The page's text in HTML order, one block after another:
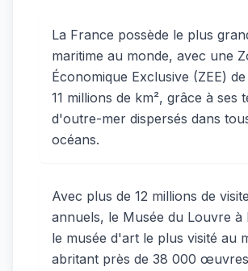
La France possède le plus
maritime au monde, avec une
Économique Exclusive (ZEE)
11 millions de km², grâce à ses
d'outre-mer dispersés dans
océans.
Avec plus de 12 millions de
annuels, le Musée du Louvre à
le musée d'art le plus visité au
abritant près de 38 000 œuvres